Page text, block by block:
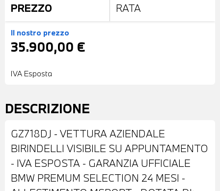
PREZZO RATA
Il nostro prezzo
35.900,00 €
IVA Esposta
DESCRIZIONE
GZ718DJ - VETTURA AZIENDALE
BIRINDELLI VISIBILE SU APPUNTAMENTO
- IVA ESPOSTA - GARANZIA UFFICIALE
BMW PREMUM SELECTION 24 MESI -